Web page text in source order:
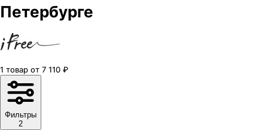
Петербурге
1 товар от 7 110 ₽
Фильтры
2